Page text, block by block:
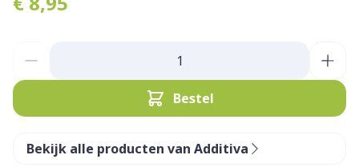
Bestel
Bekijk alle producten van Additiva